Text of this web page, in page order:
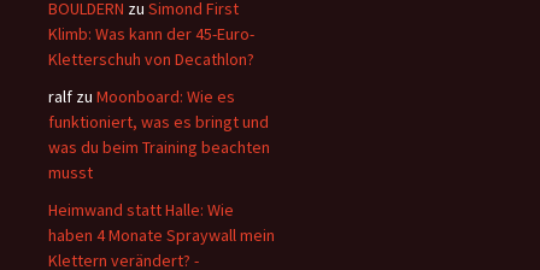
BOULDERN zu Simond First
Klimb: Was kann der 45-Euro-
Kletterschuh von Decathlon?
ralf zu Moonboard: Wie es
funktioniert, was es bringt und
was du beim Training beachten
musst
Heimwand statt Halle: Wie
haben 4 Monate Spraywall mein
Klettern verändert? -